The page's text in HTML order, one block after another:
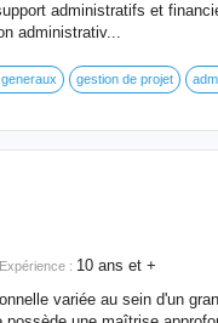
administratifs et
administrativ...
gestion de projet
Expérience : 10 ans et +
variée au sein d'un